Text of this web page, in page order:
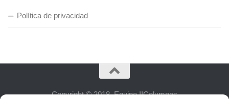
Política de privacidad
Copyright © 2018, Equipo IIColumnas